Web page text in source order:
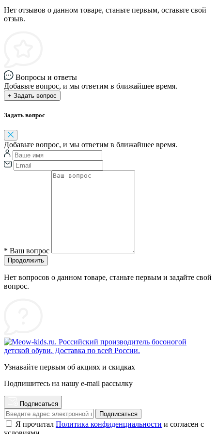
Нет отзывов о данном товаре, станьте первым, оставьте свой
отзыв.
Вопросы и ответы
Добавьте вопрос, и мы ответим в ближайшее время.
+ Задать вопрос
Задать вопрос
Добавьте вопрос, и мы ответим в ближайшее время.
* Ваш вопрос
Продолжить
Нет вопросов о данном товаре, станьте первым и задайте свой
вопрос.
Узнавайте первым об акциях и скидках
Подпишитесь на нашу e-mail рассылку
Подписаться
Подписаться
Я прочитал Политика конфиденциальности и согласен с